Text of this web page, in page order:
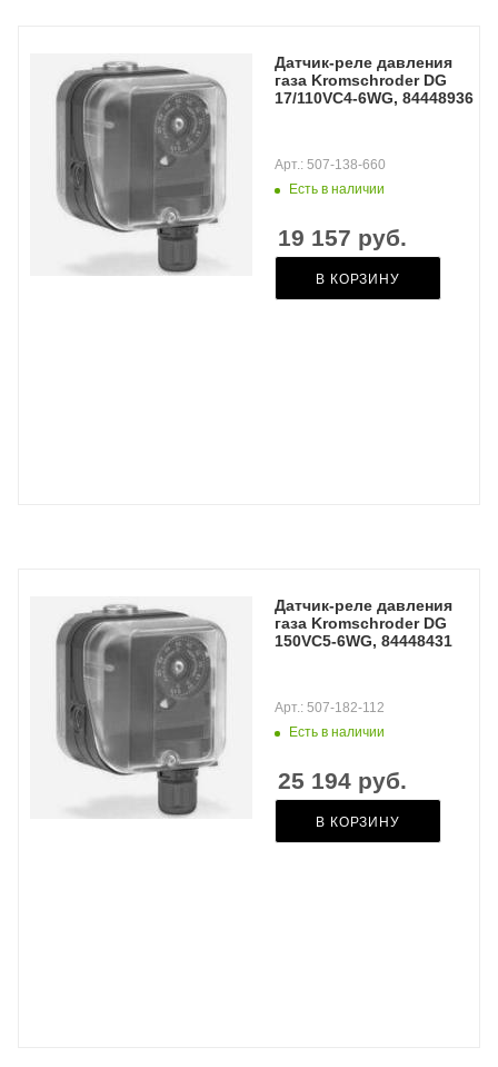
Датчик-реле давления
газа Kromschroder DG
17/110VC4-6WG, 84448936
Есть в наличии
Арт.: 507-138-660
19 157 руб.
В КОРЗИНУ
Датчик-реле давления
газа Kromschroder DG
150VC5-6WG, 84448431
Есть в наличии
Арт.: 507-182-112
25 194 руб.
В КОРЗИНУ